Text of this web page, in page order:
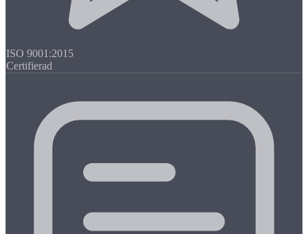
ISO 9001:2015
Certifierad